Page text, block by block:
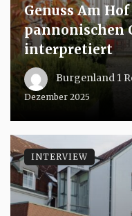
Genuss Am
pannonischen
interpretiert
Burgenland 1
Dezember 2025
INTERVIEW